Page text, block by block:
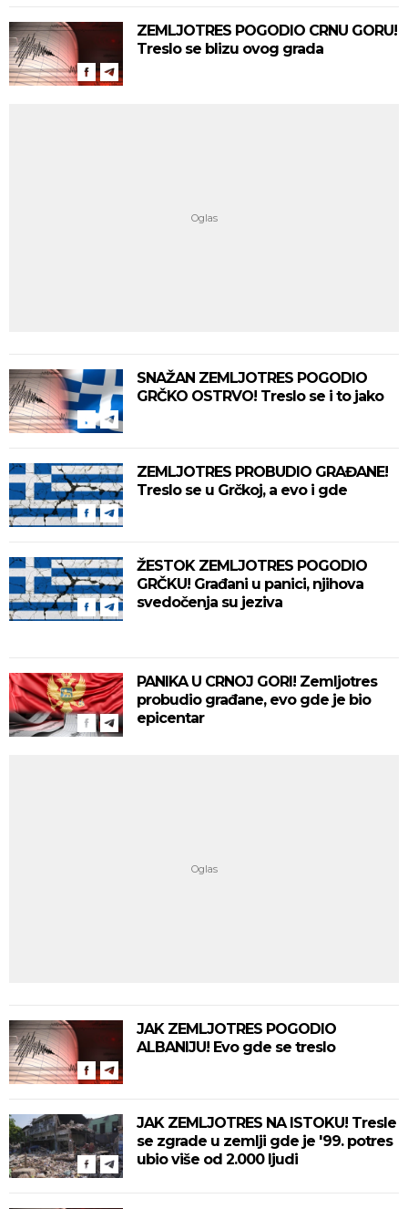
ZEMLJOTRES POGODIO CRNU GORU!
Treslo se blizu ovog grada
SNAŽAN ZEMLJOTRES POGODIO
GRČKO OSTRVO! Treslo se i to jako
ZEMLJOTRES PROBUDIO GRAĐANE!
Treslo se u Grčkoj, a evo i gde
ŽESTOK ZEMLJOTRES POGODIO
GRČKU! Građani u panici, njihova
svedočenja su jeziva
PANIKA U CRNOJ GORI! Zemljotres
probudio građane, evo gde je bio
epicentar
JAK ZEMLJOTRES POGODIO
ALBANIJU! Evo gde se treslo
JAK ZEMLJOTRES NA ISTOKU! Tresle
se zgrade u zemlji gde je '99. potres
ubio više od 2.000 ljudi